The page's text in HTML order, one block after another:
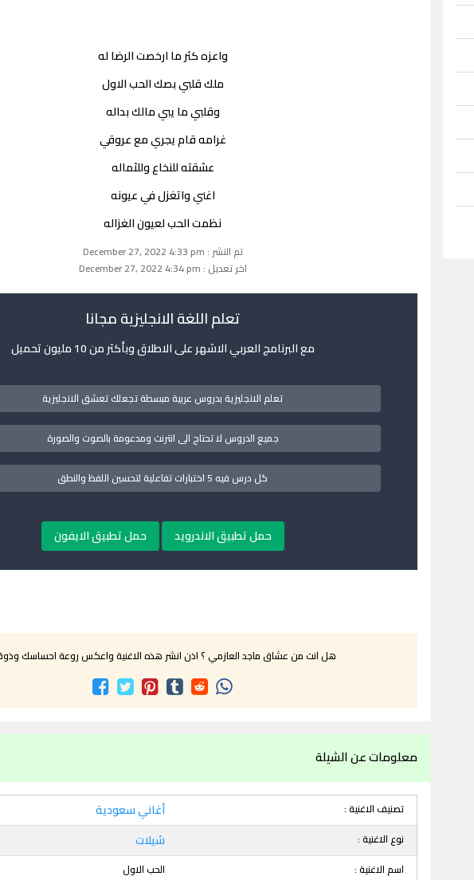
واعزه كثر ما ارخصت الرضا له
ملك قلبي بصك الحب الاول
وقلبي ما يبي مالك بداله
غرامه قام يجري مع عروقي
عشقته للنخاع وللثماله
اغني واتغزل في عيونه
نظمت الحب لعيون الغزاله
تم النشر : December 27, 2022 4:33 pm
اخر تعديل : December 27, 2022 4:34 pm
تعلم اللغة الانجليزية مجانا
مع البرنامج العربي الاشهر على الاطلاق وبأكثر من 10 مليون تحميل
تعلم الانجليزية بدروس عربية مبسطة تجعلك تعشق الانجليزية
جميع الدروس لا تحتاج الى انترنت ومدعومة بالصوت والصورة
كل درس فيه 5 اختبارات تفاعلية لتحسين اللفظ والنطق
حمل تطبيق الاندرويد حمل تطبيق الايفون
هل انت من عشاق ماجد العازمي ؟ اذن انشر هذه الاغنية واعكس روعة احساسك
معلومات عن الشيلة
تصنيف الاغنية : أغاني سعودية
نوع الاغنية : شيلات
اسم الاغنية :
الحب الاول